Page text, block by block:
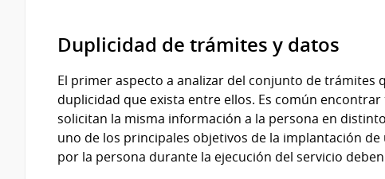
Duplicidad de trámites y datos
El primer aspecto a analizar del conjunto de trámites
duplicidad que exista entre ellos. Es común
solicitan la misma información a la persona en
uno de los principales objetivos de la implantación
por la persona durante la ejecución del servicio